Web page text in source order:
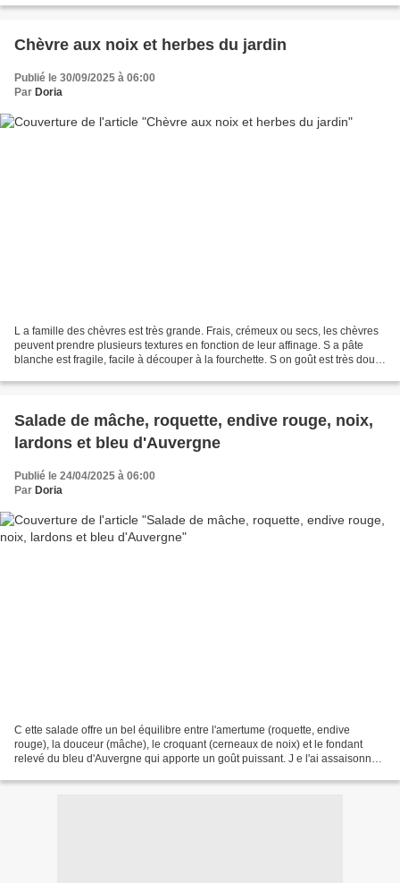
Chèvre aux noix et herbes du jardin
Publié le 30/09/2025 à 06:00
Par Doria
L a famille des chèvres est très grande. Frais, crémeux ou secs, les chèvres
peuvent prendre plusieurs textures en fonction de leur affinage. S a pâte
blanche est fragile, facile à découper à la fourchette. S on goût est très doux
Salade de mâche, roquette, endive rouge, noix,
lardons et bleu d'Auvergne
Publié le 24/04/2025 à 06:00
Par Doria
C ette salade offre un bel équilibre entre l'amertume (roquette, endive
rouge), la douceur (mâche), le croquant (cerneaux de noix) et le fondant
relevé du bleu d'Auvergne qui apporte un goût puissant. J e l'ai assaisonné